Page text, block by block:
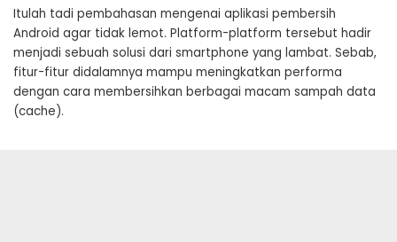
Itulah tadi pembahasan mengenai aplikasi pembersih
Android agar tidak lemot. Platform-platform tersebut hadir
menjadi sebuah solusi dari smartphone yang lambat. Sebab,
fitur-fitur didalamnya mampu meningkatkan performa
dengan cara membersihkan berbagai macam sampah data
(cache).